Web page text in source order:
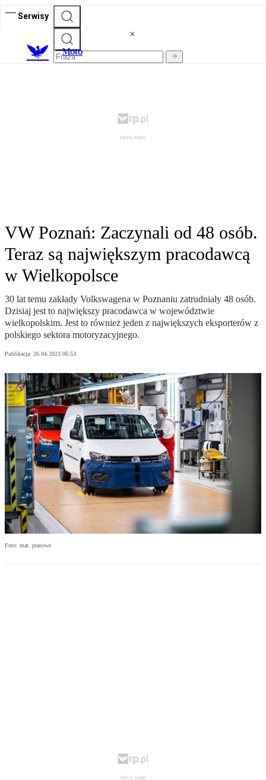
Serwisy
Moto
VW Poznań: Zaczynali od 48 osób.
Teraz są największym pracodawcą
w Wielkopolsce
30 lat temu zakłady Volkswagena w Poznaniu zatrudniały 48 osób.
Dzisiaj jest to największy pracodawca w województwie
wielkopolskim. Jest to również jeden z największych eksporterów z
polskiego sektora motoryzacyjnego.
Publikacja: 26.04.2023 06:53
Foto: mat. prasowe